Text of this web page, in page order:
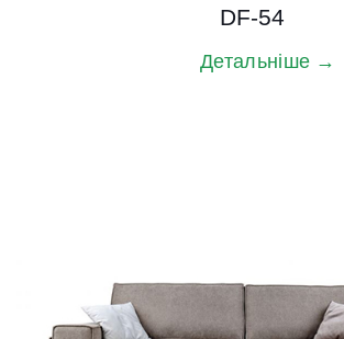
DF-54
Детальніше →